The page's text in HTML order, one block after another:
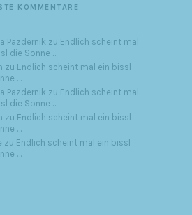
KOMMENTARE
Pazdernik zu Endlich scheint mal
die Sonne …
zu Endlich scheint mal ein bissl
…
Pazdernik zu Endlich scheint mal
die Sonne …
zu Endlich scheint mal ein bissl
…
zu Endlich scheint mal ein bissl
…